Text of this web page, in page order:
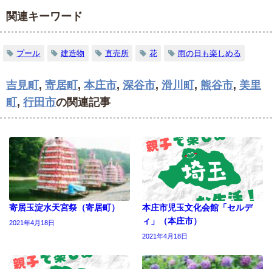
関連キーワード
プール 建造物 直売所 花 雨の日も楽しめる
吉見町 , 寄居町 , 本庄市, 深谷市, 滑川町 , 熊谷市, 美里
町 , 行田市の関連記事
寄居玉淀水天宮祭（寄居町）
2021年4月18日
本庄市児玉文化会館「セルデ
ィ」（本庄市）
2021年4月18日